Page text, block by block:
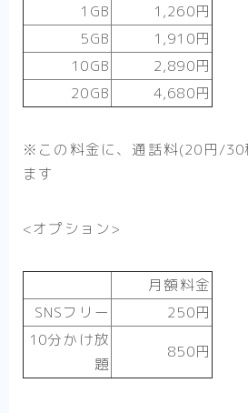
1GB
1,260円
5GB
1,910円
10GB
2,890円
20GB
4,680円
※この料金に、通話料(20円/30
ます
<オプション>
月額料金
SNSフリー
250円
10分かけ放
題
850円